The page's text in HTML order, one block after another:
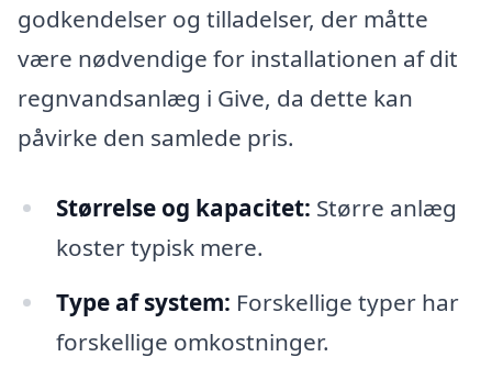
godkendelser og tilladelser, der måtte
være nødvendige for installationen af dit
regnvandsanlæg i Give, da dette kan
påvirke den samlede pris.
Størrelse og kapacitet: Større anlæg
koster typisk mere.
Type af system: Forskellige typer har
forskellige omkostninger.